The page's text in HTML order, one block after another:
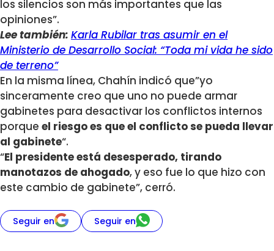
los silencios son más importantes que las
opiniones”.
Lee también: Karla Rubilar tras asumir en el
Ministerio de Desarrollo Social: “Toda mi vida he sido
de terreno”
En la misma línea, Chahín indicó que”yo
sinceramente creo que uno no puede armar
gabinetes para desactivar los conflictos internos
porque el riesgo es que el conflicto se pueda llevar
al gabinete“.
“El presidente está desesperado, tirando
manotazos de ahogado, y eso fue lo que hizo con
este cambio de gabinete”, cerró.
Seguir en Seguir en